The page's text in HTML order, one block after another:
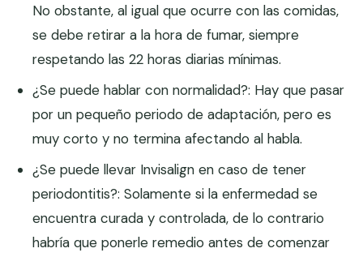
No obstante, al igual que ocurre con las comidas,
se debe retirar a la hora de fumar, siempre
respetando las 22 horas diarias mínimas.
¿Se puede hablar con normalidad?: Hay que pasar
por un pequeño periodo de adaptación, pero es
muy corto y no termina afectando al habla.
¿Se puede llevar Invisalign en caso de tener
periodontitis?: Solamente si la enfermedad se
encuentra curada y controlada, de lo contrario
habría que ponerle remedio antes de comenzar